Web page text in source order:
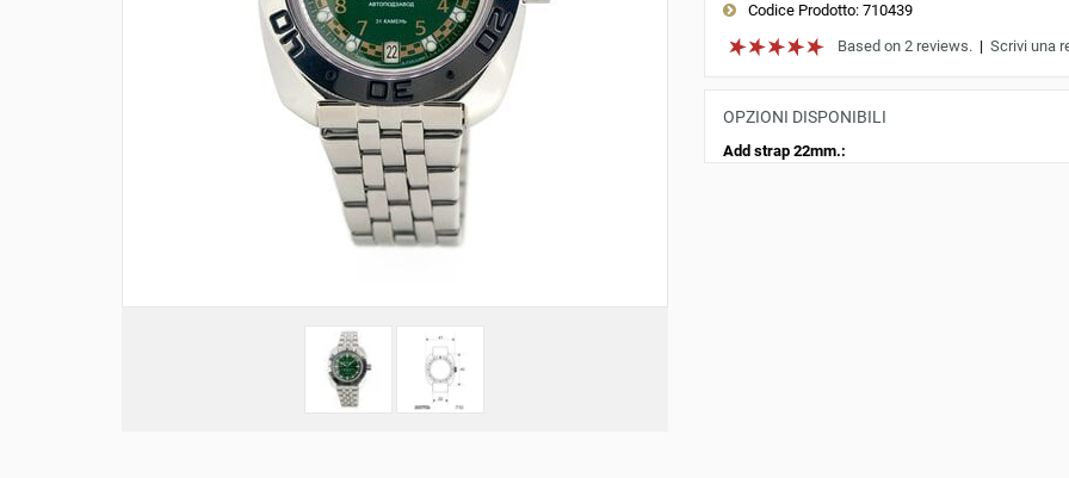
Codice Prodotto:710439
Based on 2 reviews.| Scrivi una
OPZIONI DISPONIBILI
Add strap 22mm.: